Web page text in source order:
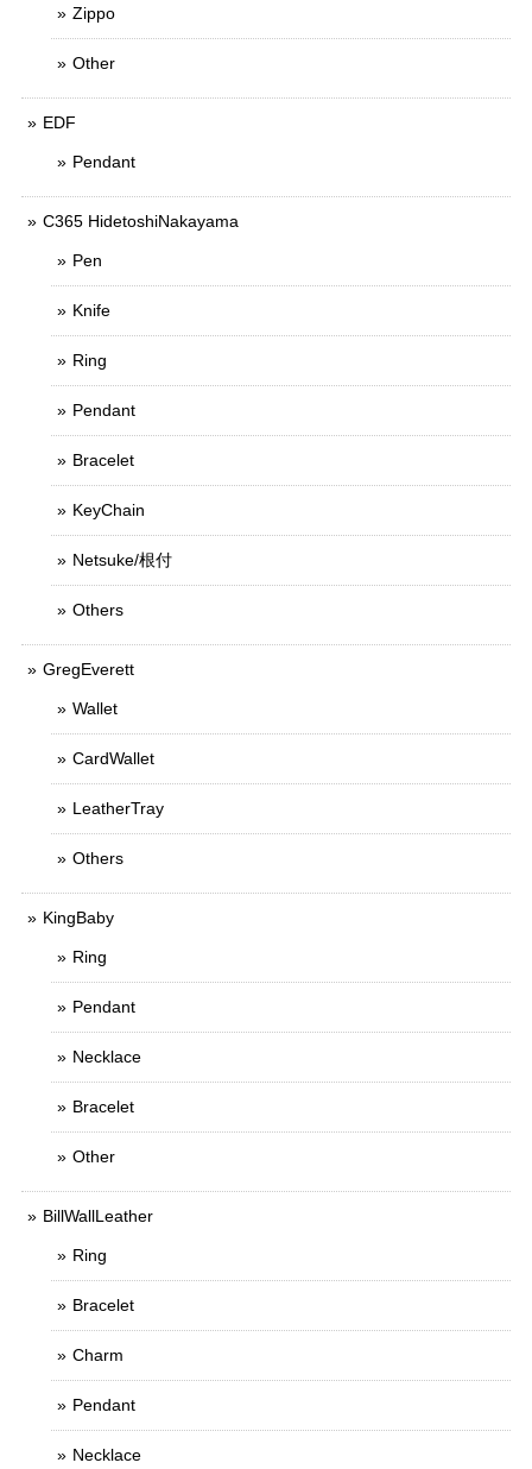
Zippo
Other
EDF
Pendant
C365 HidetoshiNakayama
Pen
Knife
Ring
Pendant
Bracelet
KeyChain
Netsuke/根付
Others
GregEverett
Wallet
CardWallet
LeatherTray
Others
KingBaby
Ring
Pendant
Necklace
Bracelet
Other
BillWallLeather
Ring
Bracelet
Charm
Pendant
Necklace